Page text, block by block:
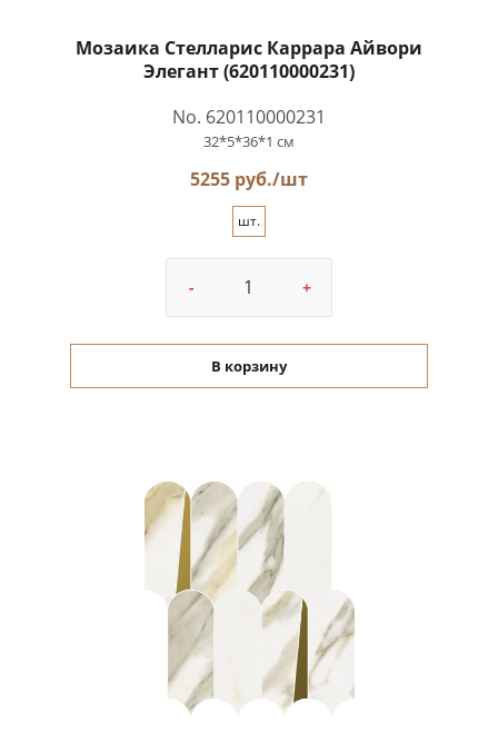
Мозаика Стелларис Каррара Айвори
Элегант (620110000231)
No. 620110000231
32*5*36*1 см
5255 руб./шт
шт.
- +
В корзину